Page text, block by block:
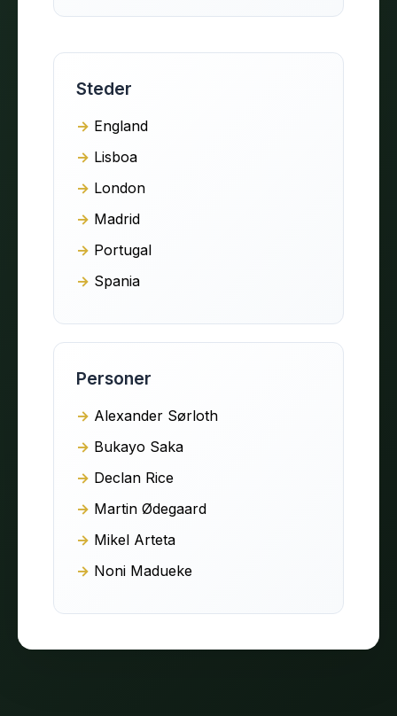
Steder
England
Lisboa
London
Madrid
Portugal
Spania
Personer
Alexander Sørloth
Bukayo Saka
Declan Rice
Martin Ødegaard
Mikel Arteta
Noni Madueke